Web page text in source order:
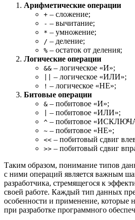
Арифметические операции
+ – сложение;
- – вычитание;
* – умножение;
/ – деление;
% – остаток от деления;
Логические операции
&& – логическое «И»;
– логическое «ИЛИ»;
! – логическое «НЕ»;
Битовые операции
& – побитовое «И»;
– побитовое «ИЛИ»;
^ – побитовое
~ – побитовое «НЕ»;
<< – побитовый сдвиг
>> – побитовый сдвиг
Таким образом, понимание типов
с ними операций является важным
разработчика, стремящегося к
своей работе. Каждый тип данных
особенности и применение, которые
при разработке программного